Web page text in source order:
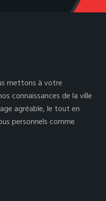
mettons à votre
connaissances de la ville
agréable, le tout en
personnels comme